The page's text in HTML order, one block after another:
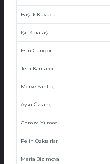
Başak Kuyucu
Işıl Karataş
Esin Güngör
Jerfi Kantarcı
Merve Yantaç
Aysu Öztanç
Gamze Yılmaz
Pelin Özkısırlar
Maria Bizimova